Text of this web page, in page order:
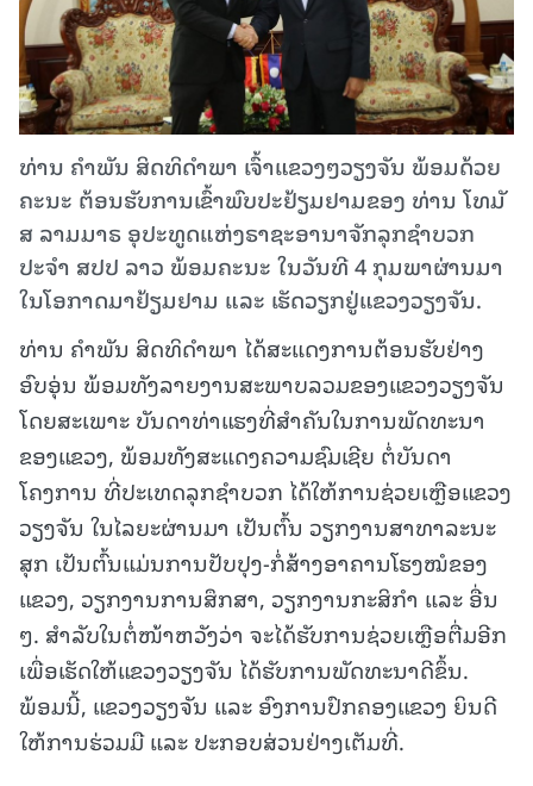
ທ່ານ ຄຳພັນ ສິດທິດຳພາ ເຈົ້າແຂວງໆວຽງຈັນ ພ້ອມດ້ວຍ
ຄະນະ ຕ້ອນຮັບການເຂົ້າພົບປະຢ້ຽມຢາມຂອງ ທ່ານ ໂທມັ
ສ ລາມມາຣ ອຸປະທູດແຫ່ງຣາຊະອານາຈັກລຸກຊຳບວກ
ປະຈຳ ສປປ ລາວ ພ້ອມຄະນະ ໃນວັນທີ 4 ກຸມພາຜ່ານມາ
ໃນໂອກາດມາຢ້ຽມຢາມ ແລະ ເຮັດວຽກຢູ່ແຂວງວຽງຈັນ.
ທ່ານ ຄຳພັນ ສິດທິດຳພາ ໄດ້ສະແດງການຕ້ອນຮັບຢ່າງ
ອົບອຸ່ນ ພ້ອມທັງລາຍງານສະພາບລວມຂອງແຂວງວຽງຈັນ
ໂດຍສະເພາະ ບັນດາທ່າແຮງທີ່ສຳຄັນໃນການພັດທະນາ
ຂອງແຂວງ, ພ້ອມທັງສະແດງຄວາມຊົມເຊີຍ ຕໍ່ບັນດາ
ໂຄງການ ທີ່ປະເທດລຸກຊຳບວກ ໄດ້ໃຫ້ການຊ່ວຍເຫຼືອແຂວງ
ວຽງຈັນ ໃນໄລຍະຜ່ານມາ ເປັນຕົ້ນ ວຽກງານສາທາລະນະ
ສຸກ ເປັນຕົ້ນແມ່ນການປັບປຸງ-ກໍ່ສ້າງອາຄານໂຮງໝໍຂອງ
ແຂວງ, ວຽກງານການສຶກສາ, ວຽກງານກະສິກຳ ແລະ ອື່ນ
ໆ. ສຳລັບໃນຕໍ່ໜ້າຫວັງວ່າ ຈະໄດ້ຮັບການຊ່ວຍເຫຼືອຕື່ມອີກ
ເພື່ອເຮັດໃຫ້ແຂວງວຽງຈັນ ໄດ້ຮັບການພັດທະນາດີຂຶ້ນ.
ພ້ອມນີ້, ແຂວງວຽງຈັນ ແລະ ອົງການປົກຄອງແຂວງ ຍິນດີ
ໃຫ້ການຮ່ວມມື ແລະ ປະກອບສ່ວນຢ່າງເຕັມທີ່.